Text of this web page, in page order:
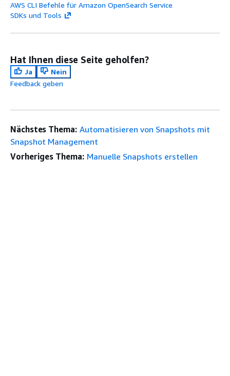
AWS CLI Befehle für Amazon OpenSearch Service
SDKs und Tools
Hat Ihnen diese Seite geholfen?
Ja
Nein
Feedback geben
Nächstes Thema: Automatisieren von Snapshots mit
Snapshot Management
Vorheriges Thema: Manuelle Snapshots erstellen